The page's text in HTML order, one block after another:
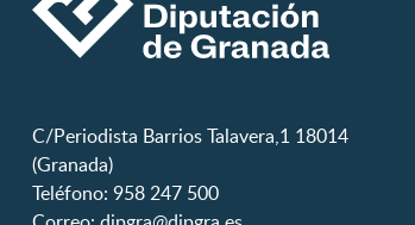
C/Periodista Barrios Talavera,1 18014
(Granada)
Teléfono: 958 247 500